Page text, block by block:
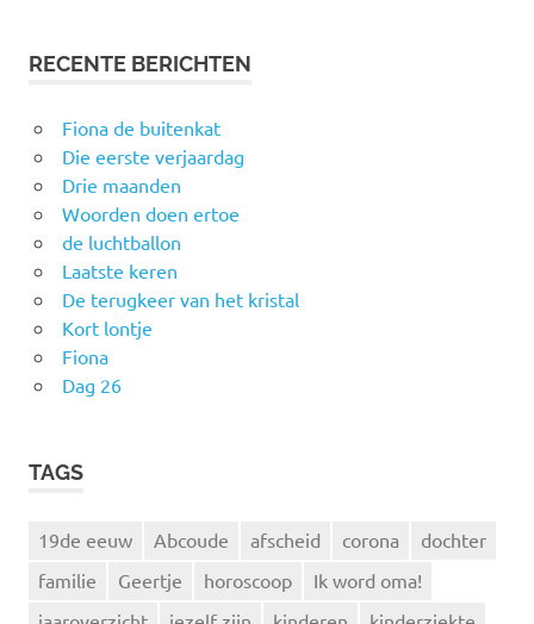
RECENTE BERICHTEN
Fiona de buitenkat
Die eerste verjaardag
Drie maanden
Woorden doen ertoe
de luchtballon
Laatste keren
De terugkeer van het kristal
Kort lontje
Fiona
Dag 26
TAGS
19de eeuw Abcoude afscheid corona
dochter
familie
Geertje horoscoop
Ik word oma!